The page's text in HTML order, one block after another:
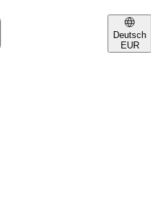
Deutsch
EUR